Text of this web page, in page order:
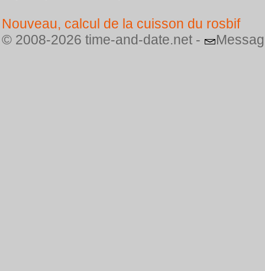
Nouveau, calcul de la cuisson du rosbif
© 2008-2026 time-and-date.net -